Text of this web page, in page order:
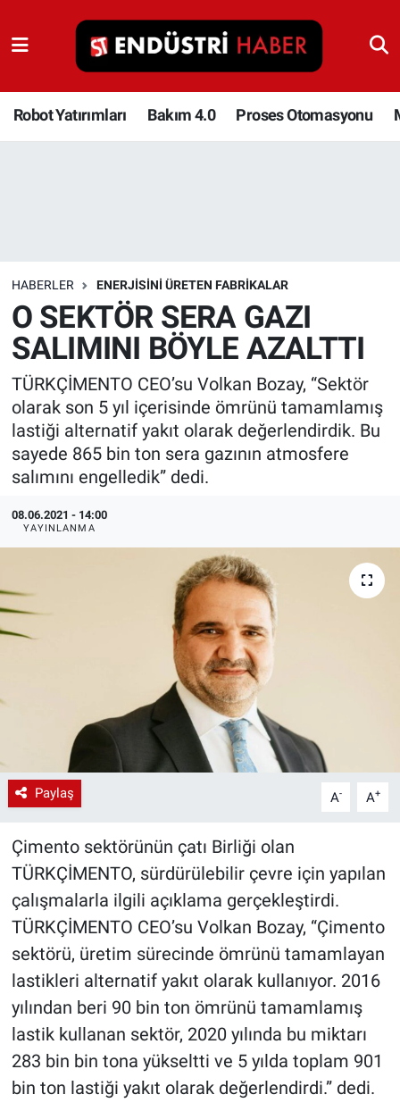
Robot Yatırımları Bakım 4.0 Proses Otomasyonu
HABERLER ENERJISINI ÜRETEN FABRIKALAR
O SEKTÖR SERA GAZI
SALIMINI BÖYLE AZALTTI
TÜRKÇİMENTO CEO’su Volkan Bozay, “Sektör
olarak son 5 yıl içerisinde ömrünü tamamlamış
lastiği alternatif yakıt olarak değerlendirdik. Bu
sayede 865 bin ton sera gazının atmosfere
salımını engelledik” dedi.
08.06.2021 - 14:00
YAYINLANMA
Paylaş A- A+
Çimento sektörünün çatı Birliği olan
TÜRKÇİMENTO, sürdürülebilir çevre için yapılan
çalışmalarla ilgili açıklama gerçekleştirdi.
TÜRKÇİMENTO CEO’su Volkan Bozay, “Çimento
sektörü, üretim sürecinde ömrünü tamamlayan
lastikleri alternatif yakıt olarak kullanıyor. 2016
yılından beri 90 bin ton ömrünü tamamlamış
lastik kullanan sektör, 2020 yılında bu miktarı
283 bin bin tona yükseltti ve 5 yılda toplam 901
bin ton lastiği yakıt olarak değerlendirdi.” dedi.
Robot Yatırımları
Bakım 4.0
Depolama Çözümleri
İnşaat ve Malzeme
HaberOrtak
EndüstriST
Enerjisini Üreten Fabrikalar
Endüstri 4.0 Uygulamaları
Ağır Sanayi Çözümleri